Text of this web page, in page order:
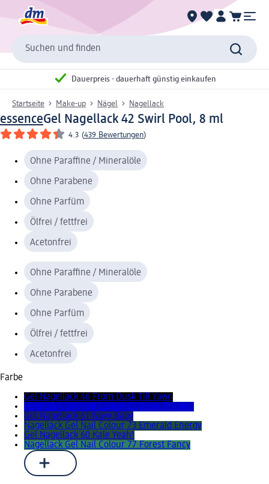
Suchen und finden
Dauerpreis - dauerhaft günstig einkaufen
Startseite Make-up Nägel Nagellack
essenceGel Nagellack 42 Swirl Pool, 8 ml
4.3 (439 Bewertungen)
Ohne Paraffine / Mineralöle
Ohne Parabene
Ohne Parfüm
Ölfrei / fettfrei
Acetonfrei
Ohne Paraffine / Mineralöle
Ohne Parabene
Ohne Parfüm
Ölfrei / fettfrei
Acetonfrei
Farbe
Gel Nagellack 46 From Dusk Till Yawn
Nagellack Gel Nail Colour 75 Wave Breaker
Gel Nagellack 61 Wavy Baby
Nagellack Gel Nail Colour 73 Emerald Energy
Gel Nagellack 60 Kale Yeah!
Nagellack Gel Nail Colour 77 Forest Fancy